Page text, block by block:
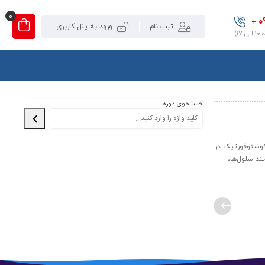
+ ثبت نام ورود به پنل کاربری
0
در
سلول‌ها،
جستحوی دوره